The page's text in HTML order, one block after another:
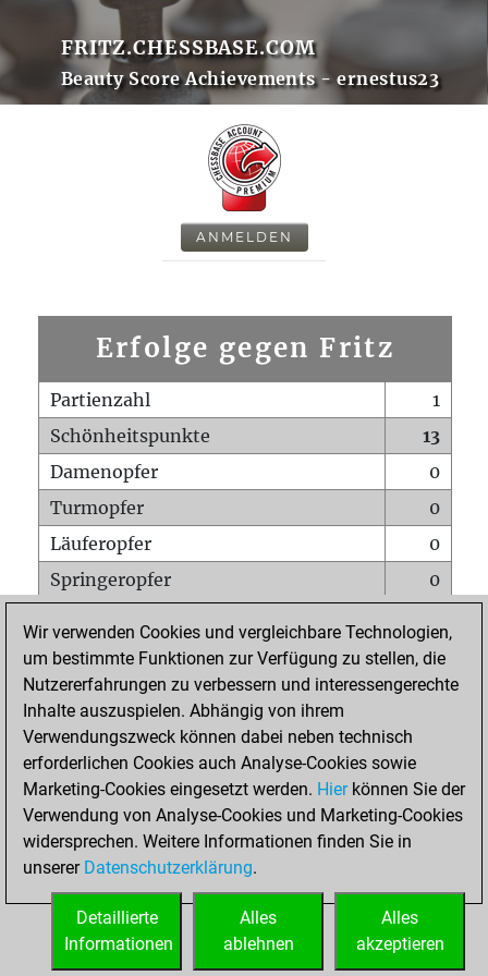
FRITZ.CHESSBASE.COM
Beauty Score Achievements - ernestus23
ANMELDEN
Erfolge gegen Fritz
Partienzahl
1
Schönheitspunkte
13
Damenopfer
0
Turmopfer
0
Läuferopfer
0
Springeropfer
0
Matt auf vollem Brett
0
Bauer setzt Matt
0
Erstickte Matts
Unterverwandlungen
Türme auf der siebten
0
STARTSEITE
Wir verwenden Cookies und vergleichbare Technologien,
um bestimmte Funktionen zur Verfügung zu stellen, die
Nutzererfahrungen zu verbessern und interessengerechte
Inhalte auszuspielen. Abhängig von ihrem
Verwendungszweck können dabei neben technisch
erforderlichen Cookies auch Analyse-Cookies sowie
Marketing-Cookies eingesetzt werden. Hierkönnen Sie der
Verwendung von Analyse-Cookies und Marketing-Cookies
widersprechen. Weitere Informationen finden Sie in
unserer Datenschutzerklärung.
Alles
akzeptieren
Alles
ablehnen
Detaillierte
Informationen